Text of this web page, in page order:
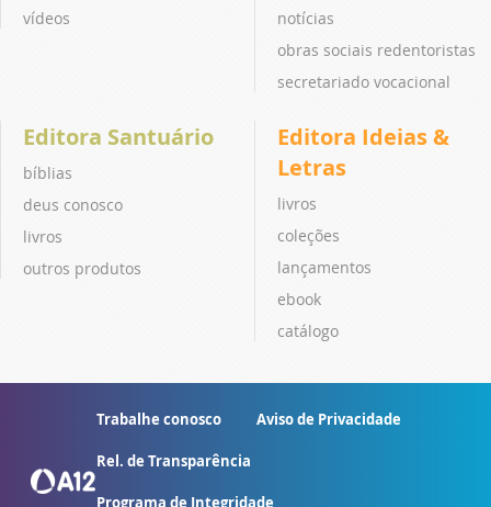
vídeos
notícias
obras sociais redentoristas
secretariado vocacional
Editora Santuário
bíblias
deus conosco
livros
outros produtos
Editora Ideias &
Letras
livros
coleções
lançamentos
ebook
catálogo
Trabalhe conosco Aviso de Privacidade
Rel. de Transparência
Programa de Integridade